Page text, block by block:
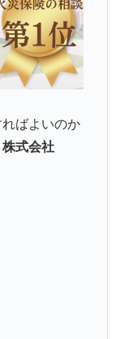
ばよいのか
株式会社